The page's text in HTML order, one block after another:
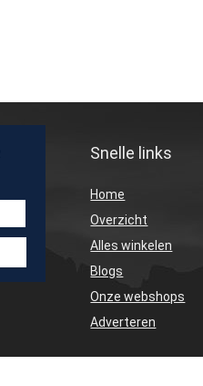
Snelle links
Home
Overzicht
Alles winkelen
Blogs
Onze webshops
Adverteren